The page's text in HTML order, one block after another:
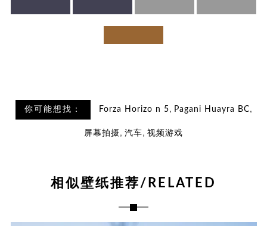
你可能想找： Forza Horizo​​ n 5, Pagani Huayra BC,
屏幕拍摄, 汽车, 视频游戏
相似壁纸推荐/RELATED